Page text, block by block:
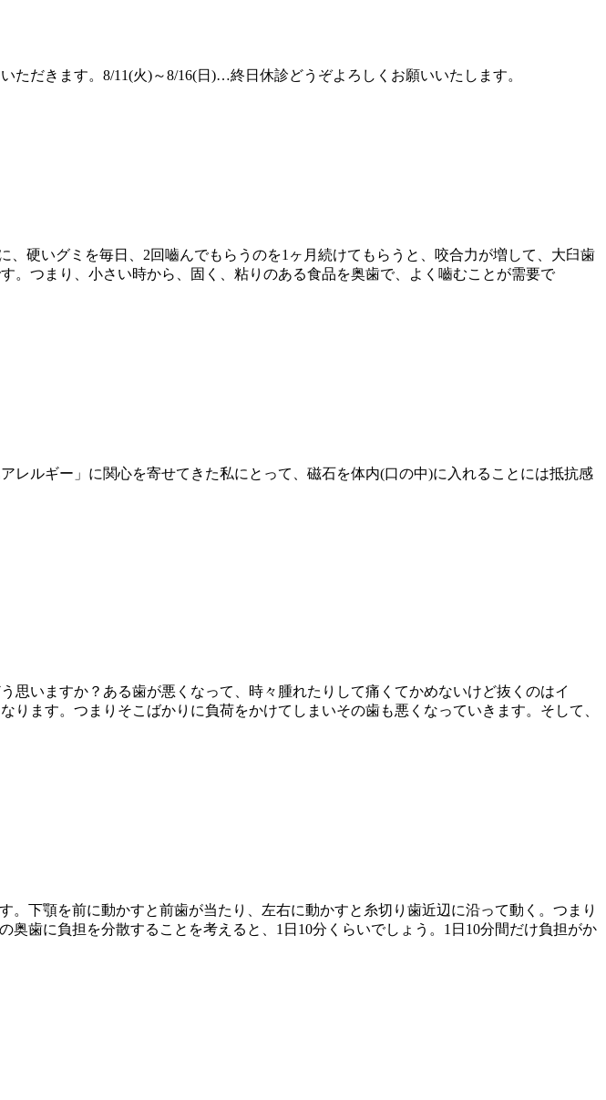
だきます。8/11(火)～8/16(日)…終日休診どうぞよろしくお願いいたします。
硬いグミを毎日、2回嚙んでもらうのを1ヶ月続けてもらうと、咬合力が増して、大臼歯
つまり、小さい時から、固く、粘りのある食品を奥歯で、よく嚙むことが需要で
ルギー」に関心を寄せてきた私にとって、磁石を体内(口の中)に入れることには抵抗感
思いますか？ある歯が悪くなって、時々腫れたりして痛くてかめないけど抜くのはイ
ます。つまりそこばかりに負荷をかけてしまいその歯も悪くなっていきます。そして、
下顎を前に動かすと前歯が当たり、左右に動かすと糸切り歯近辺に沿って動く。つまり
歯に負担を分散することを考えると、1日10分くらいでしょう。1日10分間だけ負担がか